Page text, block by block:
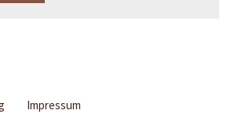
Impressum